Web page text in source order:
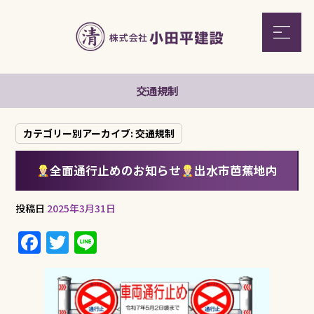
交通規制
カテゴリー別アーカイブ:交通規制
全面通行止めのお知らせ 出水市芭蕉地内
投稿日 2025年3月31日
F
a
T
w
it e